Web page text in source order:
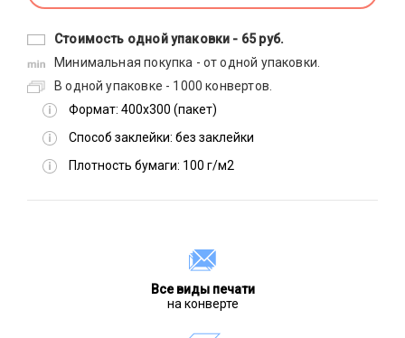
Стоимость одной упаковки - 65 руб.
Минимальная покупка - от одной упаковки.
В одной упаковке - 1000 конвертов.
Формат: 400х300 (пакет)
Способ заклейки: без заклейки
Плотность бумаги: 100 г/м2
Все виды печати
на конверте